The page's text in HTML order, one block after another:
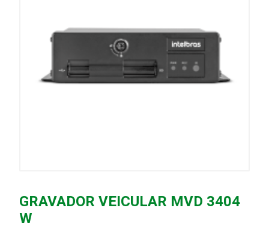
GRAVADOR VEICULAR MVD 3404
W